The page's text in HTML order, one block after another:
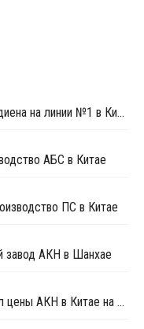
ZPC возобновила производство бутадиена на линии №1 в Китае
АБС в Китае
ПС в Китае
завод АКН в Шанхае
Shanghai Secco в конце апреля снизил цены АКН в Китае на CNY100 за тонну